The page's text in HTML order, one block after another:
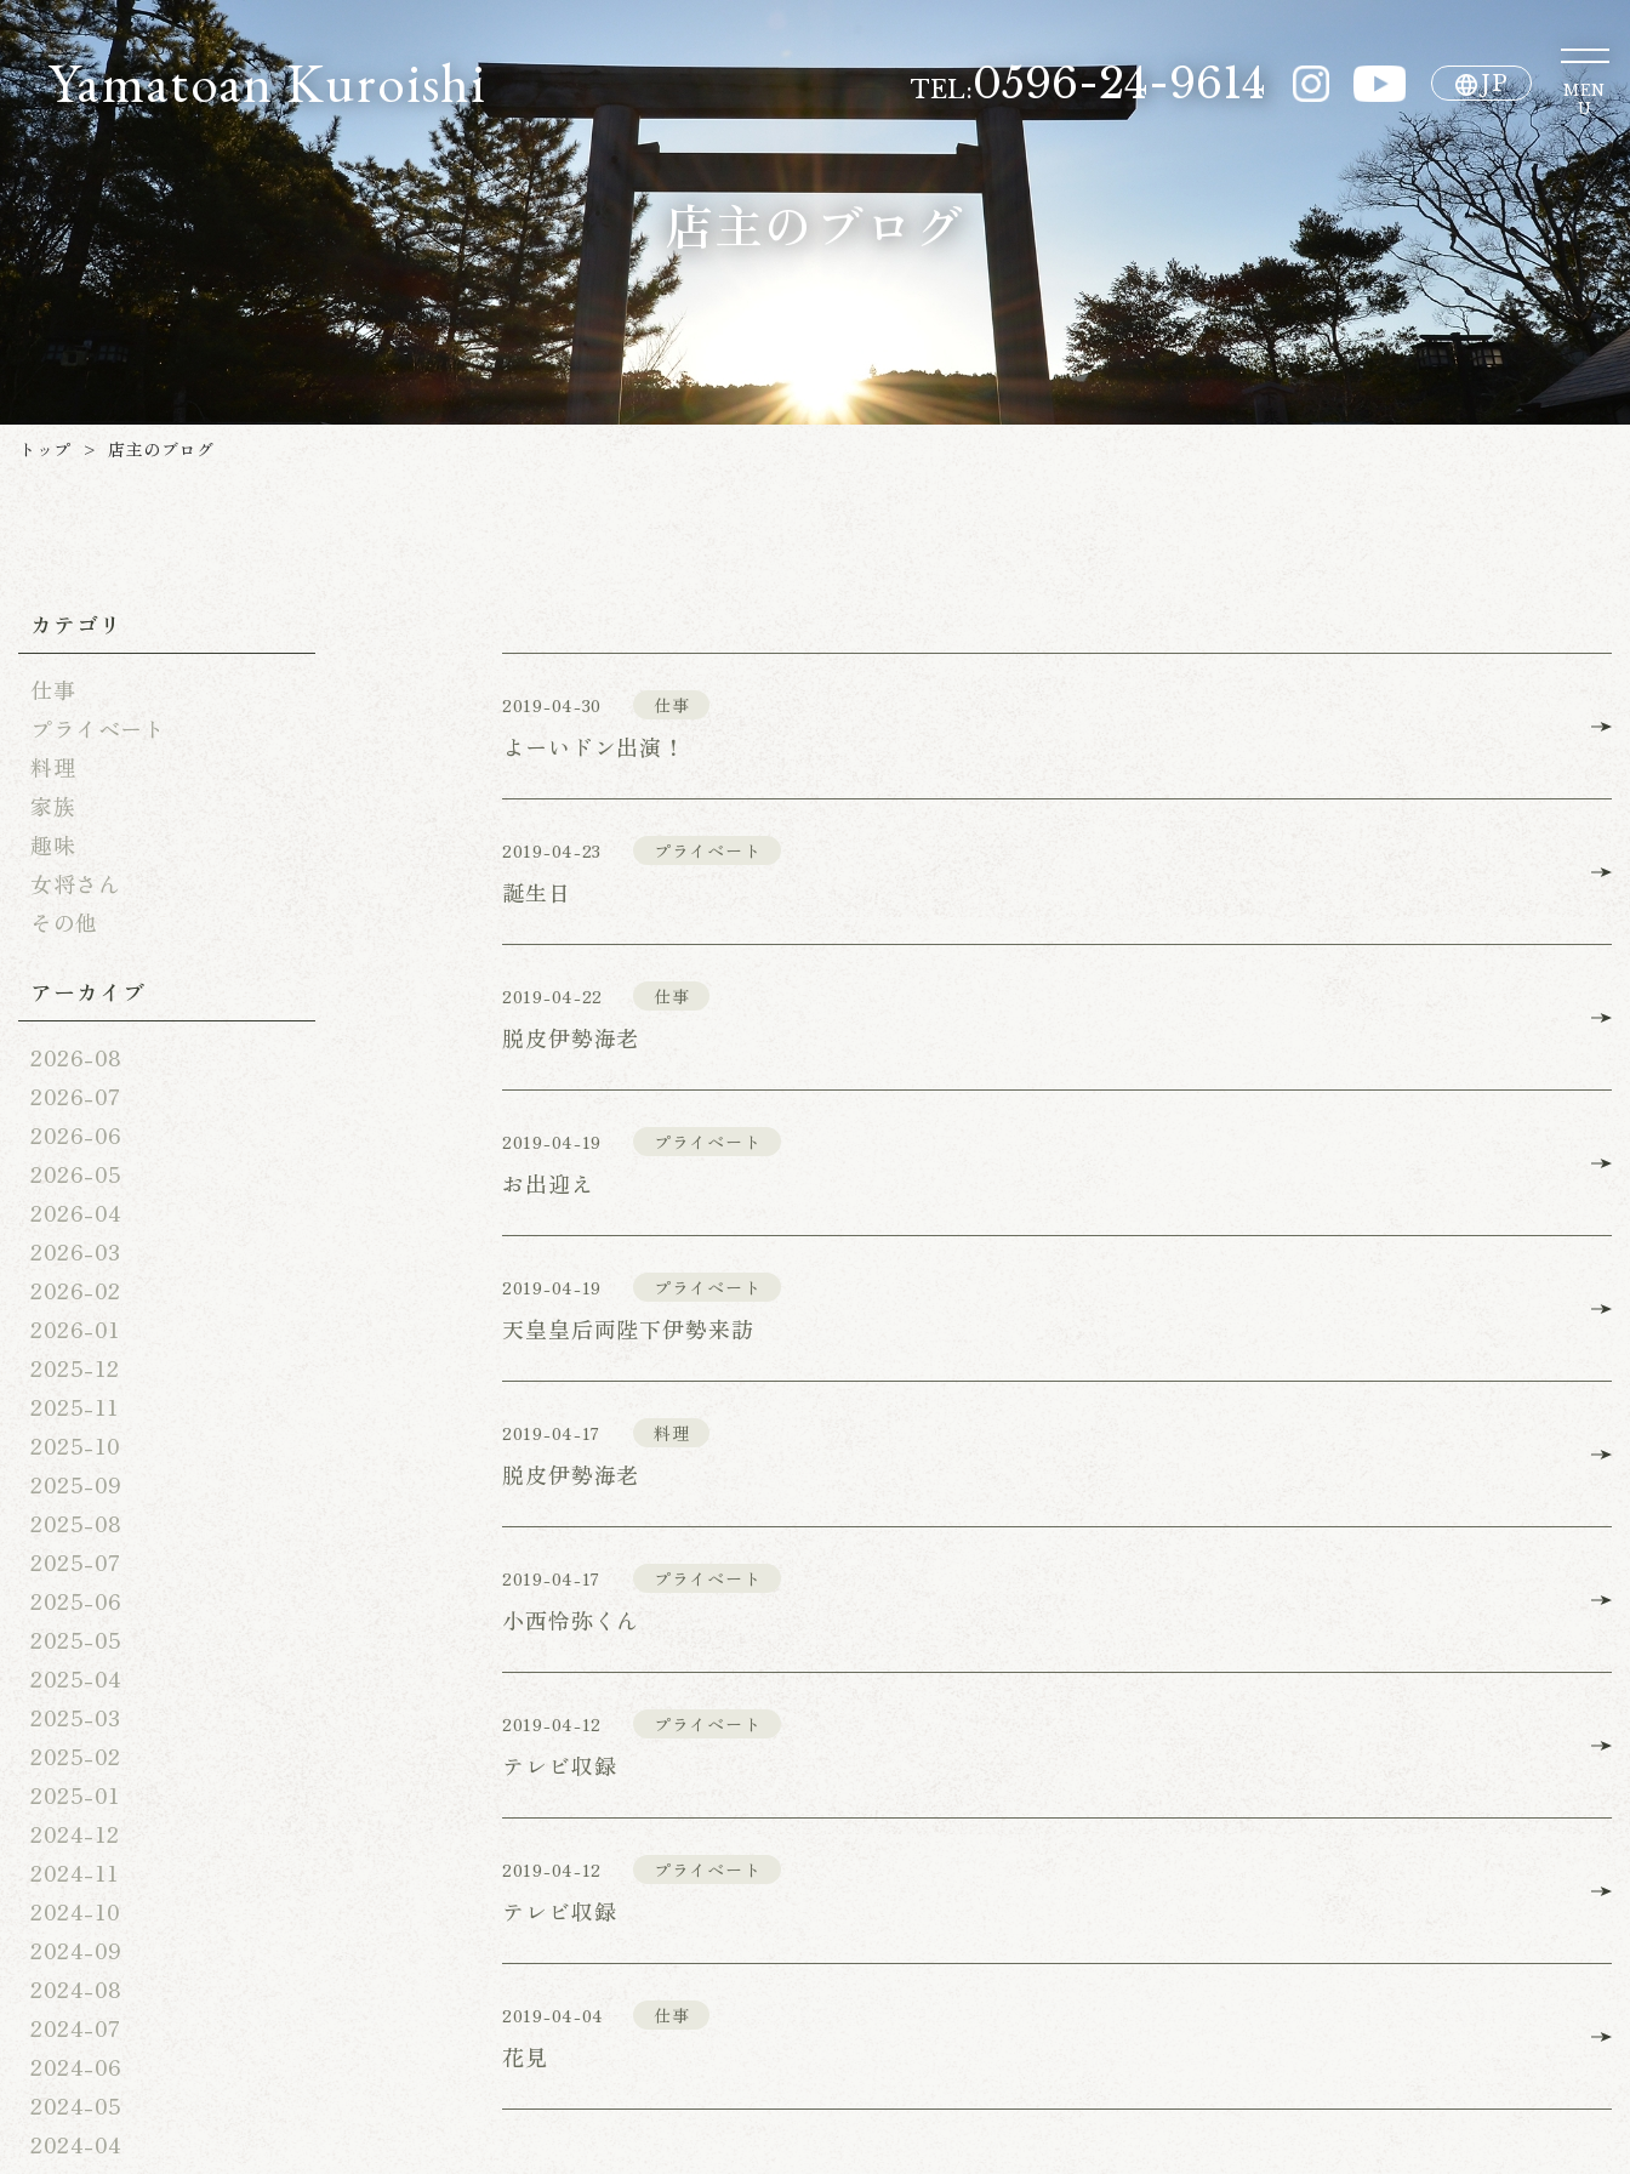
Yamatoan Kuroishi TEL:0596-24-9614 JP MEN
U
店主のブログ
トップ > 店主のブログ
2019-04-30 仕事
よーいドン出演！
2019-04-23 プライベート
誕生日
2019-04-22 仕事
脱皮伊勢海老
2019-04-19 プライベート
お出迎え
2019-04-19 プライベート
天皇皇后両陛下伊勢来訪
2019-04-17 料理
脱皮伊勢海老
2019-04-17 プライベート
小西怜弥くん
2019-04-12 プライベート
テレビ収録
2019-04-12 プライベート
テレビ収録
2019-04-04 仕事
花見
カテゴリ
仕事
プライベート
料理
家族
趣味
女将さん
その他
アーカイブ
2026-08
2026-07
2026-06
2026-05
2026-04
2026-03
2026-02
2026-01
2025-12
2025-11
2025-10
2025-09
2025-08
2025-07
2025-06
2025-05
2025-04
2025-03
2025-02
2025-01
2024-12
2024-11
2024-10
2024-09
2024-08
2024-07
2024-06
2024-05
2024-04